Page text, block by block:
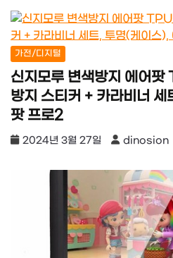
가전/디지털
신지모루 변색방지 에어
방지 스티커 + 카라비너 세
팟 프로2
2024년 3월 27일 dinosion